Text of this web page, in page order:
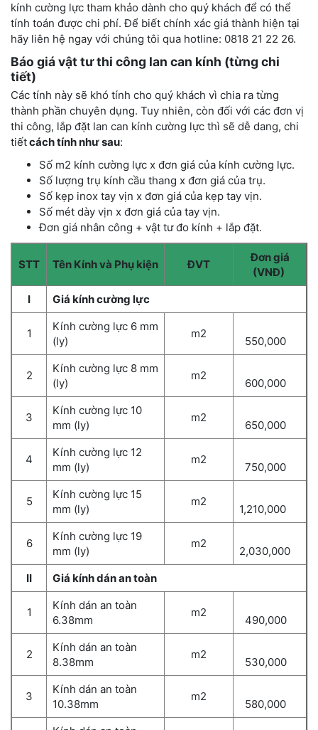
kính cường lực tham khảo dành cho quý khách để có thể
tính toán được chi phí. Để biết chính xác giá thành hiện tại
hãy liên hệ ngay với chúng tôi qua hotline: 0818 21 22 26.
Báo giá vật tư thi công lan can kính (từng chi
tiết)
Các tính này sẽ khó tính cho quý khách vì chia ra từng
thành phần chuyên dụng. Tuy nhiên, còn đối với các đơn vị
thi công, lắp đặt lan can kính cường lực thì sẽ dễ dang, chi
tiếtcách tính như sau:
Số m2 kính cường lực x đơn giá của kính cường lực.
Số lượng trụ kính cầu thang x đơn giá của trụ.
Số kẹp inox tay vịn x đơn giá của kẹp tay vịn.
Số mét dày vịn x đơn giá của tay vịn.
Đơn giá nhân công + vật tư đo kính + lắp đặt.
STT Tên Kính và Phụ kiện ĐVT
Đơn giá
(VNĐ)
I
Giá kính cường lực
1
Kính cường lực 6 mm
(ly)
m2
550,000
2
Kính cường lực 8 mm
(ly)
m2
600,000
3
Kính cường lực 10
mm (ly)
m2
650,000
4
Kính cường lực 12
mm (ly)
m2
750,000
5
Kính cường lực 15
mm (ly)
m2
1,210,000
6
Kính cường lực 19
mm (ly)
m2
2,030,000
II
Giá kính dán an toàn
1
Kính dán an toàn
6.38mm
m2
490,000
2
Kính dán an toàn
8.38mm
m2
530,000
3
Kính dán an toàn
10.38mm
m2
580,000